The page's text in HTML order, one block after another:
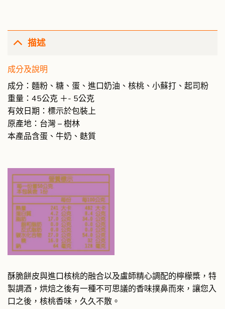
描述
成分及說明
成分：麵粉、糖、蛋、進口奶油、核桃、小蘇打、起司粉
重量：45公克 ＋- 5公克
有效日期：標示於包裝上
原產地：台灣 – 樹林
本產品含蛋、牛奶、麩質
酥脆餅皮與進口核桃的融合以及盧師精心調配的檸檬槳，特
製調酒，烘焙之後有一種不可思議的香味撲鼻而來，讓您入
口之後，核桃香味，久久不散。